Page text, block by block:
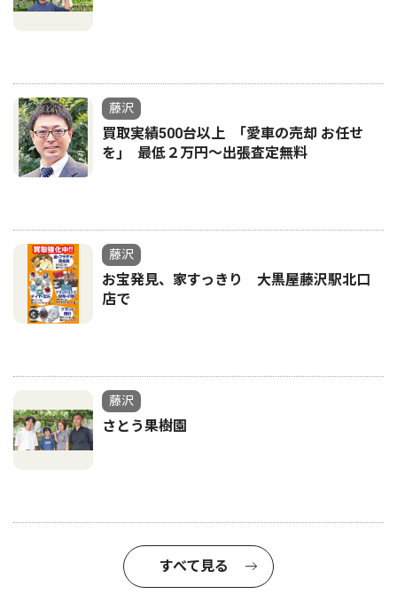
藤沢
買取実績500台以上 ｢愛車の売却 お任せ
を｣ 最低２万円〜出張査定無料
藤沢
お宝発見、家すっきり 大黒屋藤沢駅北口
店で
藤沢
さとう果樹園
すべて見る